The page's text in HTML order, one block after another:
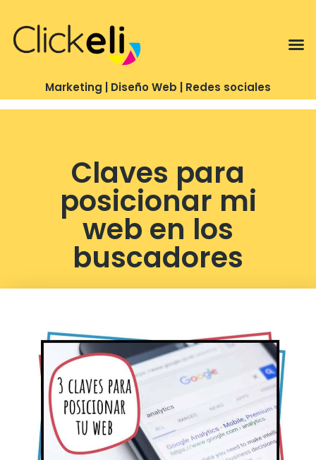
Marketing | Diseño Web | Redes sociales
Claves para
posicionar mi
web en los
buscadores